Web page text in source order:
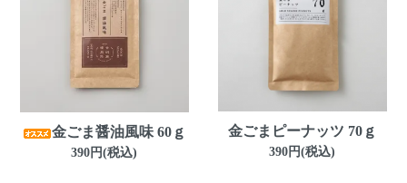
金ごま醤油風味 60ｇ
390円(税込)
金ごまピーナッツ 70ｇ
390円(税込)